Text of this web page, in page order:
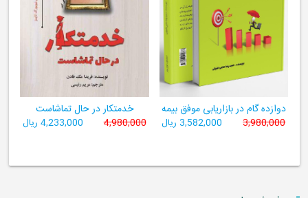
دوازده گام در بازاریابی موفق بیمه
3,980,000 3,582,000 ریال
خدمتکار در حال تماشاست
4,980,000 4,233,000 ریال